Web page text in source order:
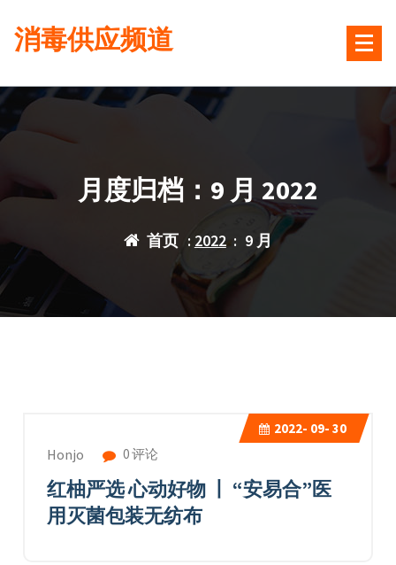
容
消毒供应频道
月度归档：9 月 2022
首页 : 2022: 9 月
2022- 09- 30
Honjo 0 评论
红柚严选 心动好物 丨 “安易合”医
用灭菌包装无纺布